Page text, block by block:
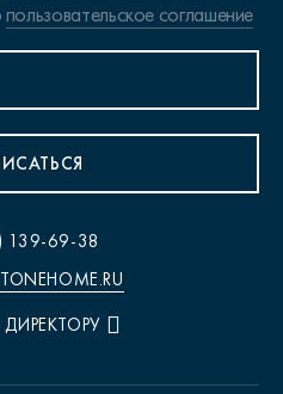
пользовательское соглашение
139-69-38